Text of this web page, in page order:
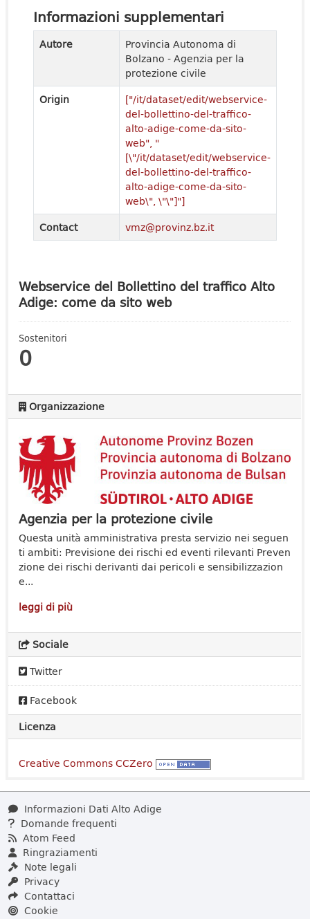
Webservice del Bollettino del traffico Alto
Adige: come da sito web
Sostenitori
0
Organizzazione
Agenzia per la protezione civile
Questa unità amministrativa presta servizio nei seguen
ti ambiti: Previsione dei rischi ed eventi rilevanti Preven
zione dei rischi derivanti dai pericoli e sensibilizzazion
e...
leggi di più
Sociale
Twitter
Facebook
Licenza
Creative Commons CCZero
Informazioni supplementari
Autore
Provincia Autonoma di
Bolzano - Agenzia per la
protezione civile
Origin
["/it/dataset/edit/webservice-
del-bollettino-del-traffico-
alto-adige-come-da-sito-
web", "
[\"/it/dataset/edit/webservice-
del-bollettino-del-traffico-
alto-adige-come-da-sito-
web\", \"\"]"]
Contact
vmz@provinz.bz.it
Informazioni Dati Alto Adige
Domande frequenti
Atom Feed
Ringraziamenti
Note legali
Privacy
Contattaci
Cookie